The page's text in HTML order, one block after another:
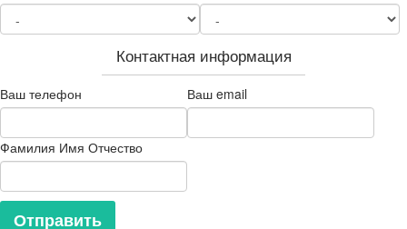
Контактная информация
Ваш телефон Ваш email
Фамилия Имя Отчество